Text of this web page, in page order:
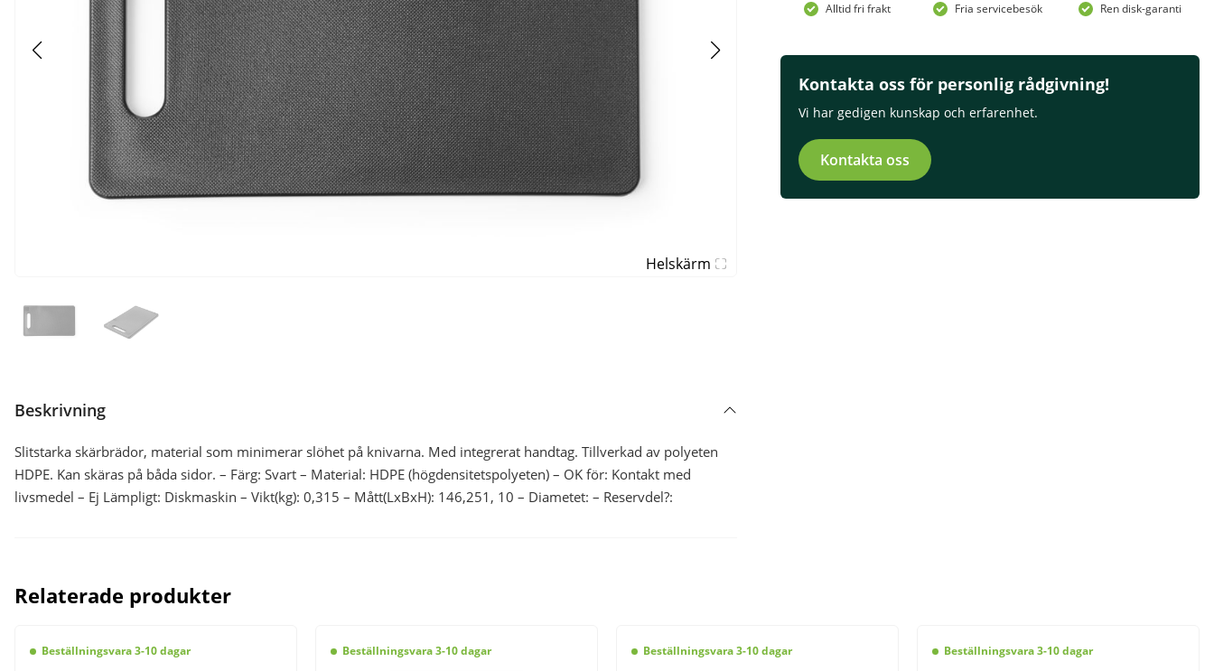
Helskärm
Alltid fri frakt Fria servicebesök Ren disk-garanti
Kontakta oss för personlig rådgivning!
Vi har gedigen kunskap och erfarenhet.
Kontakta oss
Beskrivning
Slitstarka skärbrädor, material som minimerar slöhet på knivarna. Med integrerat handtag. Tillverkad av polyeten
HDPE. Kan skäras på båda sidor. – Färg: Svart – Material: HDPE (högdensitetspolyeten) – OK för: Kontakt med
livsmedel – Ej Lämpligt: Diskmaskin – Vikt(kg): 0,315 – Mått(LxBxH): 146,251, 10 – Diametet: – Reservdel?:
Relaterade produkter
Beställningsvara 3-10 dagar Beställningsvara 3-10 dagar Beställningsvara 3-10 dagar Beställningsvara 3-10 dagar